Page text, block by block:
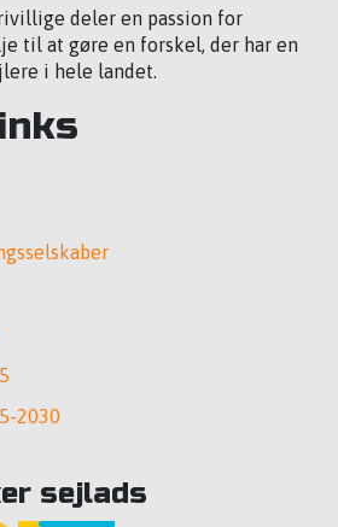
deler en passion for
til at gøre en forskel, der har en
i hele landet.
2030
sejlads